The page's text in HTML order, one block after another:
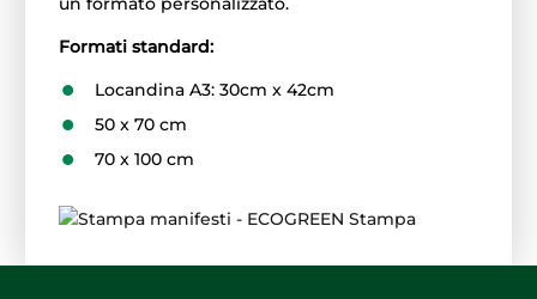
Formati standard:
Locandina A3: 30cm x 42cm
50 x 70 cm
70 x 100 cm